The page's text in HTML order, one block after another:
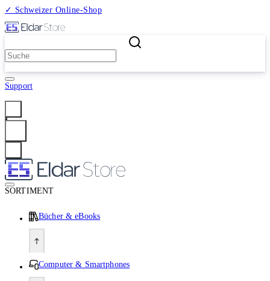
✓ Schweizer Online-Shop
Support
SORTIMENT
Bücher & eBooks
Computer & Smartphones